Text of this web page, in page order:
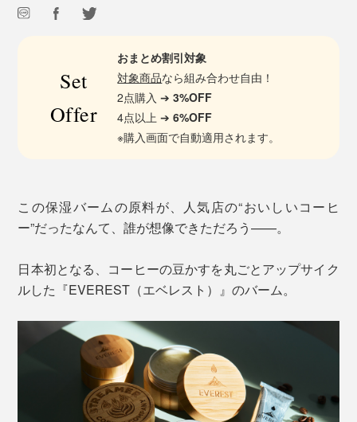
Set
Offer
おまとめ割引対象
対象商品なら組み合わせ自由！
2点購入 ➔3%OFF
4点以上 ➔6%OFF
※購入画面で自動適用されます。
この保湿バームの原料が、人気店の“おいしいコーヒ
ー”だったなんて、誰が想像できただろう——。
日本初となる、コーヒーの豆かすを丸ごとアップサイク
ルした『EVEREST（エベレスト）』のバーム。